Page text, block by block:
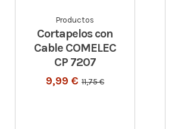
Productos
Cortapelos con
Cable COMELEC
CP 7207
9,99 € 11,75 €